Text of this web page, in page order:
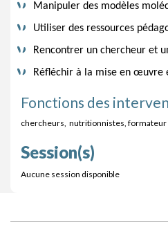
Manipuler des modèles
Utiliser des ressources
Rencontrer un chercheur et
Réfléchir à la mise en œuvre
Fonctions des
chercheurs, nutritionnistes, formateur
Session(s)
Aucune session disponible